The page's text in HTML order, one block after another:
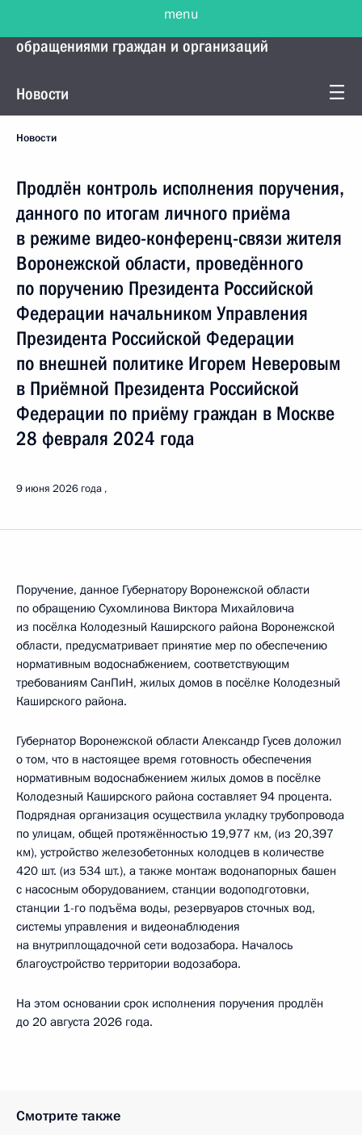
Управление Президента по работе с
обращениями граждан и организаций
Новости
Новости
Продлён контроль исполнения поручения,
данного по итогам личного приёма
в режиме видео-конференц-связи жителя
Воронежской области, проведённого
по поручению Президента Российской
Федерации начальником Управления
Президента Российской Федерации
по внешней политике Игорем Неверовым
в Приёмной Президента Российской
Федерации по приёму граждан в Москве
28 февраля 2024 года
9 июня 2026 года
Поручение, данное Губернатору Воронежской области
по обращению Сухомлинова Виктора Михайловича
из посёлка Колодезный Каширского района Воронежской
области, предусматривает принятие мер по обеспечению
нормативным водоснабжением, соответствующим
требованиям СанПиН, жилых домов в посёлке Колодезный
Каширского района.
Губернатор Воронежской области Александр Гусев доложил
о том, что в настоящее время готовность обеспечения
нормативным водоснабжением жилых домов в посёлке
Колодезный Каширского района составляет 94 процента.
Подрядная организация осуществила укладку трубопровода
по улицам, общей протяжённостью 19,977 км, (из 20,397
км), устройство железобетонных колодцев в количестве
420 шт. (из 534 шт.), а также монтаж водонапорных башен
с насосным оборудованием, станции водоподготовки,
станции 1-го подъёма воды, резервуаров сточных вод,
системы управления и видеонаблюдения
на внутриплощадочной сети водозабора. Началось
благоустройство территории водозабора.
На этом основании срок исполнения поручения продлён
до 20 августа 2026 года.
Смотрите также